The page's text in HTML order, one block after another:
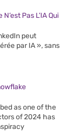
Pas L’IA Qui
peut
par IA », sans
as one of the
of 2024 has